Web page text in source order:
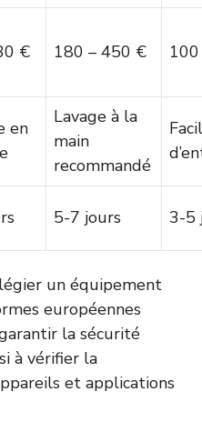
€ 180 – 450 €
en
Lavage à la
main
recommandé
5-7 jours 3-5
un équipement
européennes
la sécurité
à vérifier la
et applications